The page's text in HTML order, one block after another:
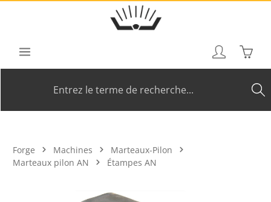
Passer au contenu principal
Le
Forge Machines
Marteaux-Pilon
Marteaux pilon AN
Étampes AN
Ignorer la galerie d'images